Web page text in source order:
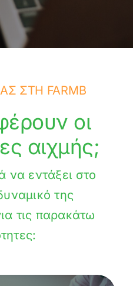
ΣΤΗ FARMB
οι
αιχμής;
να εντάξει στο
της
τις παρακάτω